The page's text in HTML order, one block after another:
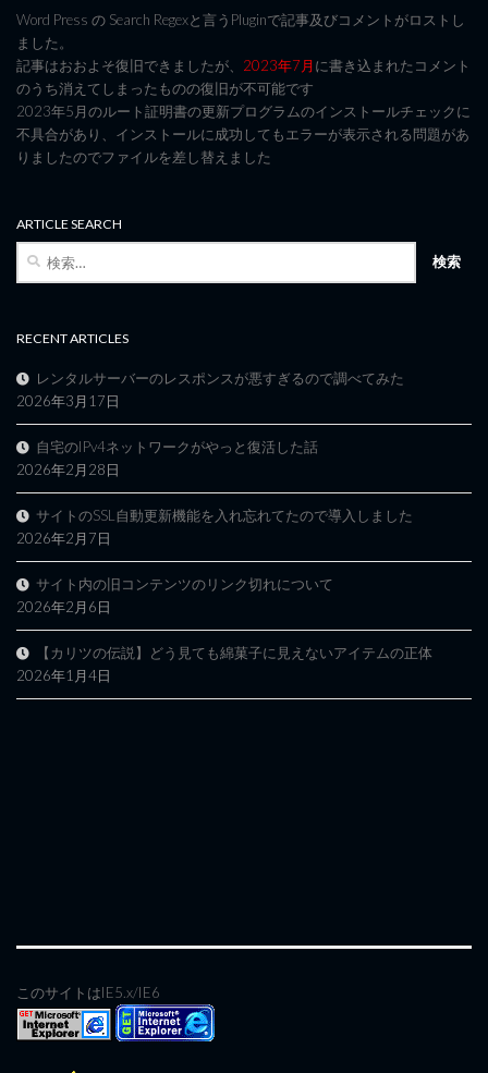
Word Press の Search Regexと言うPluginで記事及びコメントがロストし
ました。
記事はおおよそ復旧できましたが、 2023年7月に書き込まれたコメント
のうち消えてしまったものの復旧が不可能です
2023年5月のルート証明書の更新プログラムのインストールチェックに
不具合があり、インストールに成功してもエラーが表示される問題があ
りましたのでファイルを差し替えました
ARTICLE SEARCH
RECENT ARTICLES
レンタルサーバーのレスポンスが悪すぎるので調べてみた
2026年3月17日
自宅のIPv4ネットワークがやっと復活した話
2026年2月28日
サイトのSSL自動更新機能を入れ忘れてたので導入しました
2026年2月7日
サイト内の旧コンテンツのリンク切れについて
2026年2月6日
【カリツの伝説】どう見ても綿菓子に見えないアイテムの正体
2026年1月4日
このサイトはIE5.x/IE6